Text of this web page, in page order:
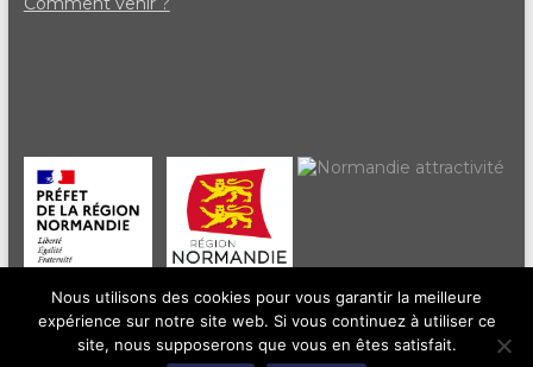
Nous utilisons des cookies pour vous garantir la meilleure
expérience sur notre site web. Si vous continuez à utiliser ce
site, nous supposerons que vous en êtes satisfait.